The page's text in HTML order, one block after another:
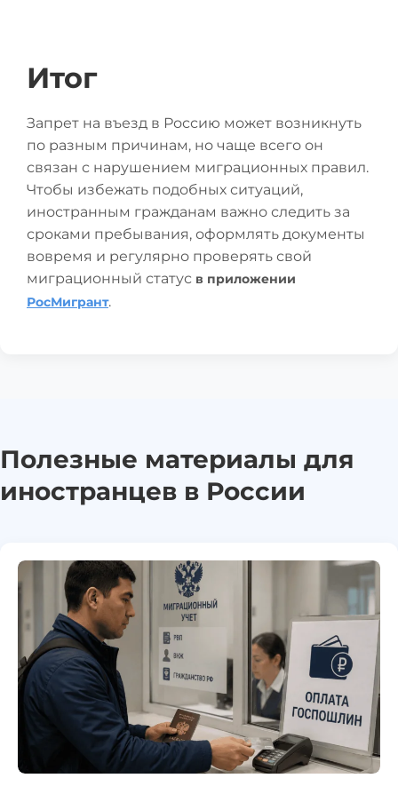
Итог
Запрет на въезд в Россию может возникнуть
по разным причинам, но чаще всего он
связан с нарушением миграционных правил.
Чтобы избежать подобных ситуаций,
иностранным гражданам важно следить за
сроками пребывания, оформлять документы
вовремя и регулярно проверять свой
миграционный статус в приложении
РосМигрант.
Полезные материалы для
иностранцев в России